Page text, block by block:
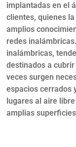
implantadas en el
clientes, quienes
amplios
redes
inalámbricas,
destinados a
veces surgen
espacios cerrados
lugares al aire
amplias